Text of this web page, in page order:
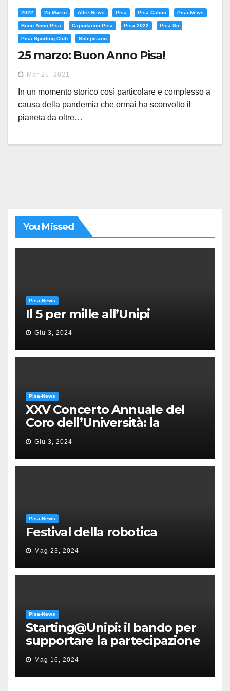
2022 25 Marzo Altre News Pisa Pisa Calcio Pisa-News
Buon Anno Pisa Capodanno Pisa Pisa 2022 Pisa Sc
Pisa Sporting Club Stilepisano
25 marzo: Buon Anno Pisa!
Mar 25, 2021
In un momento storico così particolare e complesso a
causa della pandemia che ormai ha sconvolto il
pianeta da oltre…
You Missed
Pisa-News
Il 5 per mille all’Unipi
Giu 3, 2024
Pisa-News
XXV Concerto Annuale del
Coro dell’Università: la
“Messa in gloria” di Giacomo
Puccini
Giu 3, 2024
Pisa-News
Festival della robotica
Mag 23, 2024
Pisa-News
Starting@Unipi: il bando per
supportare la partecipazione
all’ERC Starting Grant
Mag 16, 2024